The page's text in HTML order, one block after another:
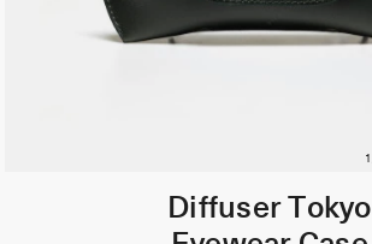
Diffuser Tokyo